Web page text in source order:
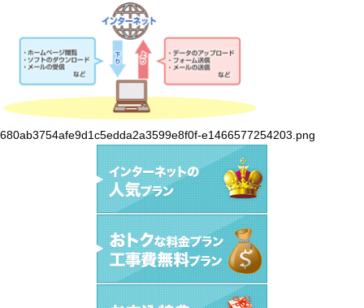
680ab3754afe9d1c5edda2a3599e8f0f-e1466577254203.png